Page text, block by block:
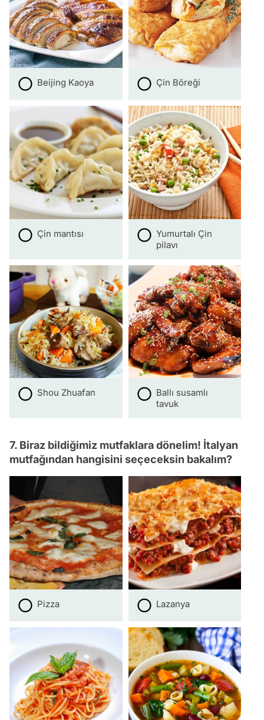
Beijing Kaoya Çin Böreği
Çin mantısı
Yumurtalı Çin
pilavı
Shou Zhuafan
Ballı susamlı
tavuk
7. Biraz bildiğimiz mutfaklara dönelim! İtalyan
mutfağından hangisini seçeceksin bakalım?
Pizza Lazanya